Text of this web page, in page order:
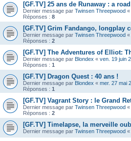
[GF.TV] 25 ans de Runaway : a
Dernier message par Twinsen Threepwood «
Réponses : 8
[GF.TV] Grim Fandango, longplay
Dernier message par Twinsen Threepwood «
Réponses : 2
[GF.TV] The Adventures of Elliot:
Dernier message par Blondex « ven. 19 juin
Réponses : 1
[GF.TV] Dragon Quest : 40 ans !
Dernier message par Blondex « mer. 27 mai
Réponses : 1
[GF.TV] Vagrant Story : le Grand
Dernier message par Twinsen Threepwood «
Réponses : 2
[GF.TV] Timelapse, la merveille
Dernier message par Twinsen Threepwood «